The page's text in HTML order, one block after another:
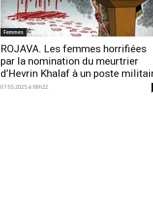
Femmes
ROJAVA. Les femmes horrifiées
par la nomination du meurtrier
d’Hevrin Khalaf à un poste
07.05.2025 à 08h22